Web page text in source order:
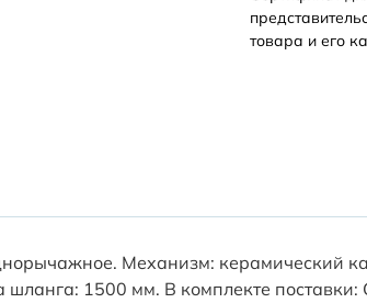
товара и его
Механизм: керамический
1500 мм. В комплекте